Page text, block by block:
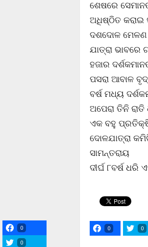
ଶେଷରେ
ଅଧିଷ୍ଠିତ କରାଇ
ଦଶଦୋଳ ମେଳଣ
ଯାତ୍ରା
ହଜାର
ପସରା ଆବାଳ
ବର୍ଷ ମଧ୍ୟ
ଅପେରା ତିନି
ଏକ ବହୁ
ଦୋଳଯାତ୍ରା
ସାମନ୍ତରାୟ
ଦୀର୍ଘ ୮ବର୍ଷ
0 0
0
0